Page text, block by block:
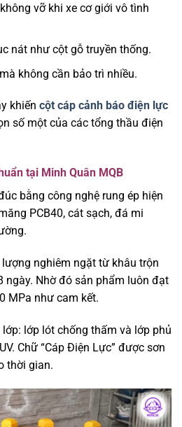
vỡ khi xe cơ giới vô tình
nát như cột gỗ truyền thống.
không cần bảo trì nhiều.
khiến cột cáp cảnh báo điện lực
số một của các tổng thầu điện
tại Minh Quân MQB
bằng công nghệ rung ép hiện
PCB40, cát sạch, đá mi
nghiêm ngặt từ khâu trộn
ngày. Nhờ đó sản phẩm luôn đạt
MPa như cam kết.
lớp lót chống thấm và lớp phủ
Chữ “Cáp Điện Lực” được sơn
thời gian.